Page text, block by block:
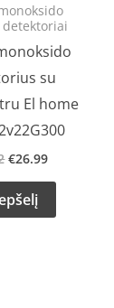
detektoriai
su
El home
€26.99